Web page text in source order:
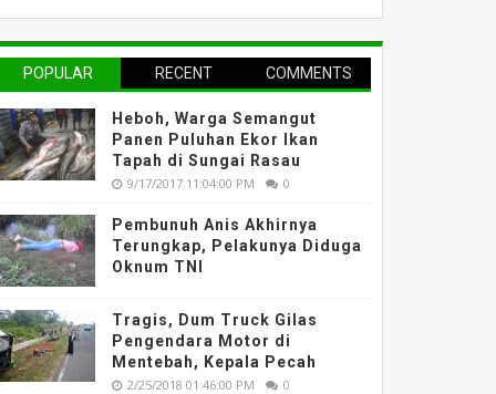
POPULAR RECENT COMMENTS
Heboh, Warga Semangut
Panen Puluhan Ekor Ikan
Tapah di Sungai Rasau
9/17/2017 11:04:00 PM 0
Pembunuh Anis Akhirnya
Terungkap, Pelakunya Diduga
Oknum TNI
Tragis, Dum Truck Gilas
Pengendara Motor di
Mentebah, Kepala Pecah
2/25/2018 01:46:00 PM 0